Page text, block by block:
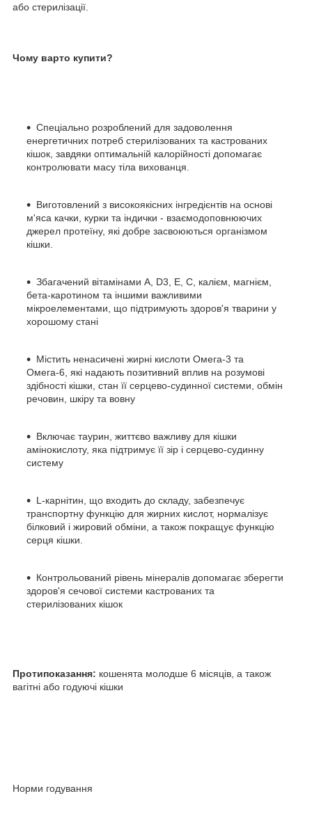
або стерилізації.
Чому варто купити?
Спеціально розроблений для задоволення
енергетичних потреб стерилізованих та кастрованих
кішок, завдяки оптимальній калорійності допомагає
контролювати масу тіла вихованця.
Виготовлений з високоякісних інгредієнтів на основі
м'яса качки, курки та індички - взаємодоповнюючих
джерел протеїну, які добре засвоюються організмом
кішки.
Збагачений вітамінами A, D3, E, С, калієм, магнієм,
бета-каротином та іншими важливими
мікроелементами, що підтримують здоров'я тварини у
хорошому стані
Містить ненасичені жирні кислоти Омега-3 та
Омега-6, які надають позитивний вплив на розумові
здібності кішки, стан її серцево-судинної системи, обмін
речовин, шкіру та вовну
Включає таурин, життєво важливу для кішки
амінокислоту, яка підтримує її зір і серцево-судинну
систему
L-карнітин, що входить до складу, забезпечує
транспортну функцію для жирних кислот, нормалізує
білковий і жировий обміни, а також покращує функцію
серця кішки.
Контрольований рівень мінералів допомагає зберегти
здоров'я сечової системи кастрованих та
стерилізованих кішок
Протипоказання: кошенята молодше 6 місяців, а також
вагітні або годуючі кішки
Норми годування